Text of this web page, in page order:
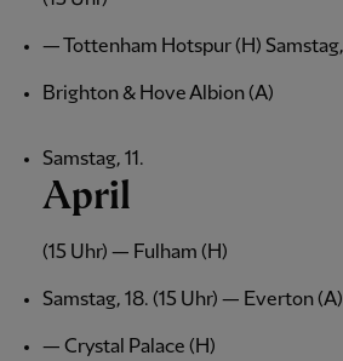
— Tottenham Hotspur (H)
Brighton & Hove Albion (A)
Samstag, 11.
April
(15 Uhr) — Fulham (H)
Samstag, 18. (15 Uhr) — Everton
— Crystal Palace (H)